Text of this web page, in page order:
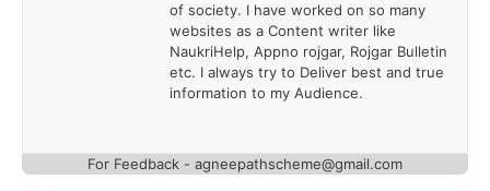
of society. I have worked on so many
websites as a Content writer like
NaukriHelp, Appno rojgar, Rojgar Bulletin
etc. I always try to Deliver best and true
information to my Audience.
For Feedback - agneepathscheme@gmail.com